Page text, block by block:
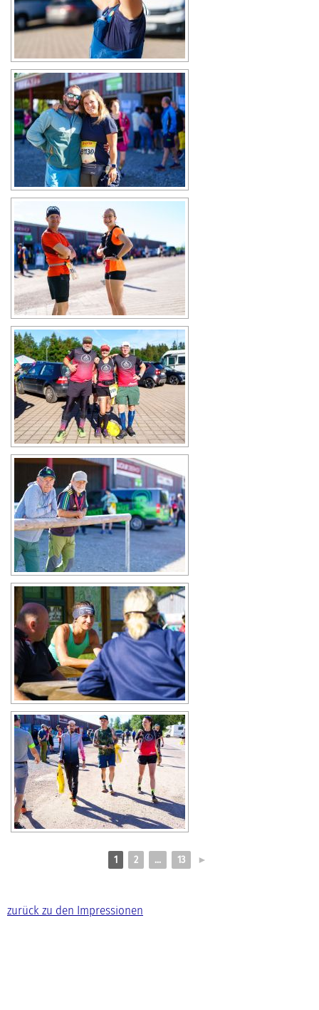
1 2 ... 13 ►
zurück zu den Impressionen